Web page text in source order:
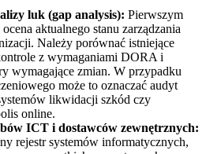
luk (gap analysis): Pierwszym
aktualnego stanu zarządzania
Należy porównać istniejące
z wymaganiami DORA i
wymagające zmian. W przypadku
może to oznaczać audyt
likwidacji szkód czy
online.
ICT i dostawców zewnętrznych:
rejestr systemów informatycznych,